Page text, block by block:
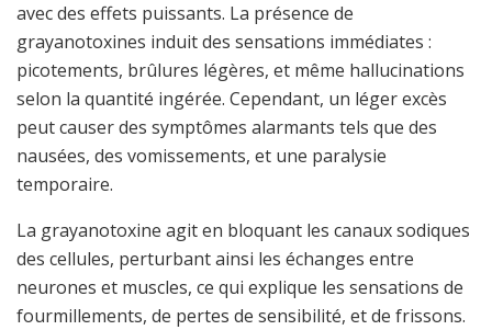
avec des effets puissants. La présence de
grayanotoxines induit des sensations immédiates :
picotements, brûlures légères, et même hallucinations
selon la quantité ingérée. Cependant, un léger excès
peut causer des symptômes alarmants tels que des
nausées, des vomissements, et une paralysie
temporaire.
La grayanotoxine agit en bloquant les canaux sodiques
des cellules, perturbant ainsi les échanges entre
neurones et muscles, ce qui explique les sensations de
fourmillements, de pertes de sensibilité, et de frissons.